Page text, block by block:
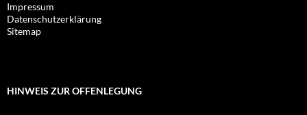
Impressum
Datenschutzerklärung
Sitemap
HINWEIS ZUR OFFENLEGUNG